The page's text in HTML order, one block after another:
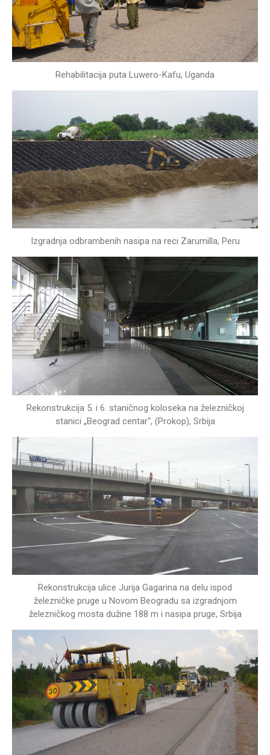
Rehabilitacija puta Luwero-Kafu, Uganda
Izgradnja odbrambenih nasipa na reci Zarumilla, Peru
Rekonstrukcija 5. i 6. staničnog koloseka na železničkoj
stanici „Beograd centar“, (Prokop), Srbija
Rekonstrukcija ulice Jurija Gagarina na delu ispod
železničke pruge u Novom Beogradu sa izgradnjom
železničkog mosta dužine 188 m i nasipa pruge, Srbija